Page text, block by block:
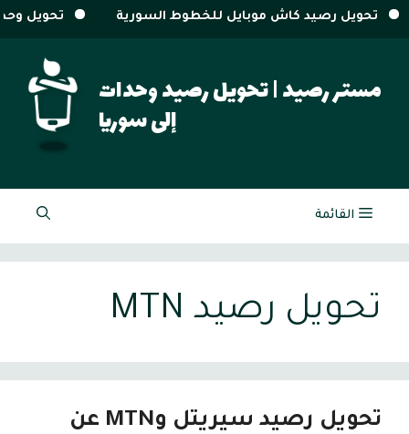
السورية تحويل وحدات سيريتل و MTN من خارج سوريا
المحتوىمستر رصيد | تحويل رصيد وحدات
إلى سوريا
القائمة
تحويل رصيد MTN
تحويل رصيد سيريتل وMTN عن